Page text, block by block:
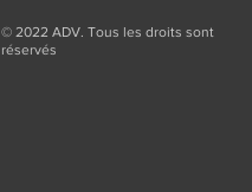
© 2022 ADV. Tous les droits sont
réservés